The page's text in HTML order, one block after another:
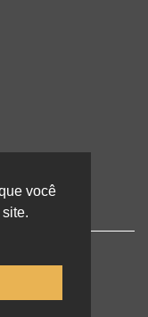
você